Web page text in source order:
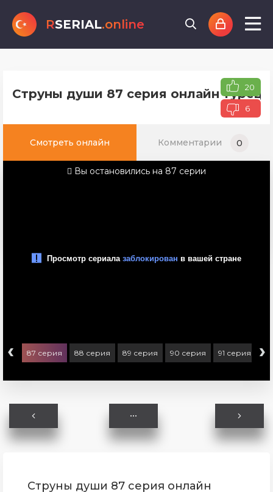
RSERIAL.online
Струны души 87 серия онлайн 20
6
Смотреть онлайн Комментарии 0
Вы остановились на 87 серии
‹ 87 серия 88 серия 89 серия 90 серия 91 серия ›
Струны души 87 серия онлайн